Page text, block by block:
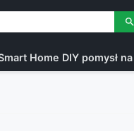

Home DIY pomysł na